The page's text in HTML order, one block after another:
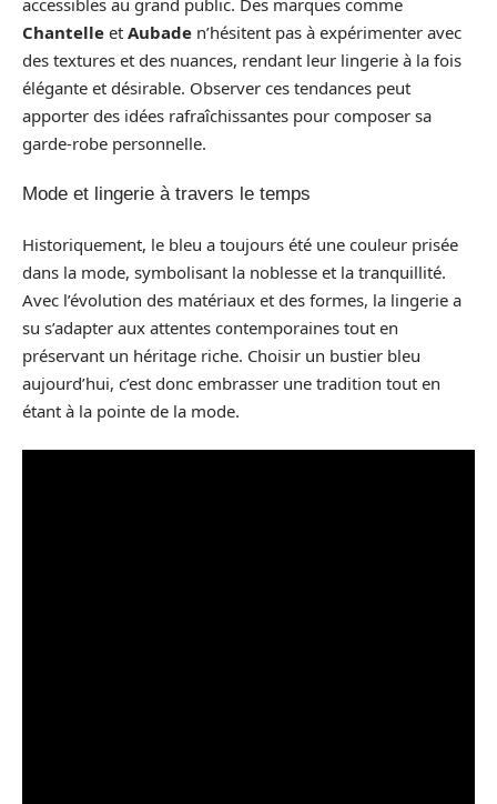
Chantelle et Aubade n’hésitent pas à expérimenter avec
des textures et des nuances, rendant leur lingerie à la fois
élégante et désirable. Observer ces tendances peut
apporter des idées rafraîchissantes pour composer sa
garde-robe personnelle.
Mode et lingerie à travers le temps
Historiquement, le bleu a toujours été une couleur prisée
dans la mode, symbolisant la noblesse et la tranquillité.
Avec l’évolution des matériaux et des formes, la lingerie a
su s’adapter aux attentes contemporaines tout en
préservant un héritage riche. Choisir un bustier bleu
aujourd’hui, c’est donc embrasser une tradition tout en
étant à la pointe de la mode.